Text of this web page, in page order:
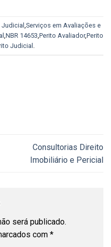
Serviços em Avaliações e
NBR 14653 Perito Avaliador,Perito
Judicial
Consultorias Direito
Imobiliário e Pericial
será publicado.
com *